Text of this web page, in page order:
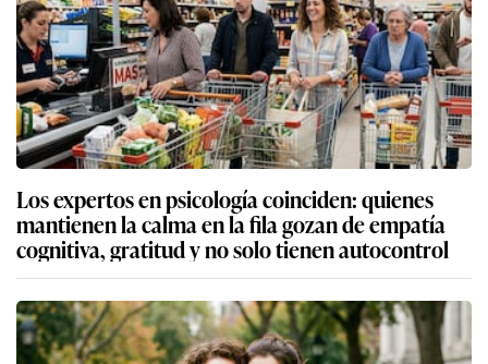
Los expertos en psicología coinciden: quienes
mantienen la calma en la fila gozan de empatía
cognitiva, gratitud y no solo tienen autocontrol